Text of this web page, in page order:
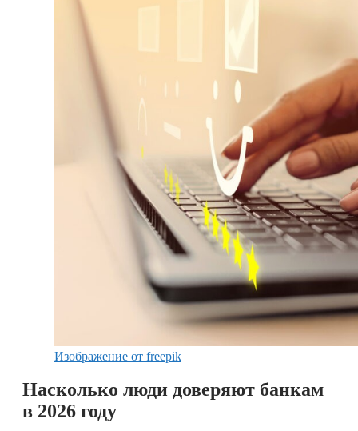
Изображение от freepik
Насколько люди доверяют банкам
в 2026 году